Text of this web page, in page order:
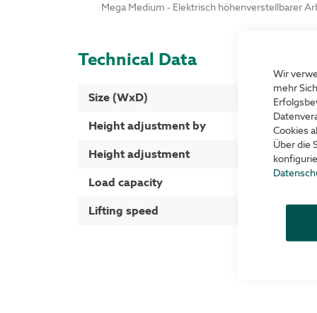
Wir
mehr
Cookies
Über die
Mega Medium - Elektrisch höhenverstellbarer
Technical Data
More
Information
Size (WxD)
Height adjustment by
Height adjustment
Load capacity
Lifting speed